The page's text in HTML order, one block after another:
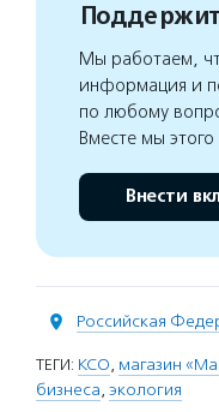
Мы работаем,
информация и
по любому
Вместе мы этого
Внести
Российская
ТЕГИ: КСО, магазин
бизнеса, экология